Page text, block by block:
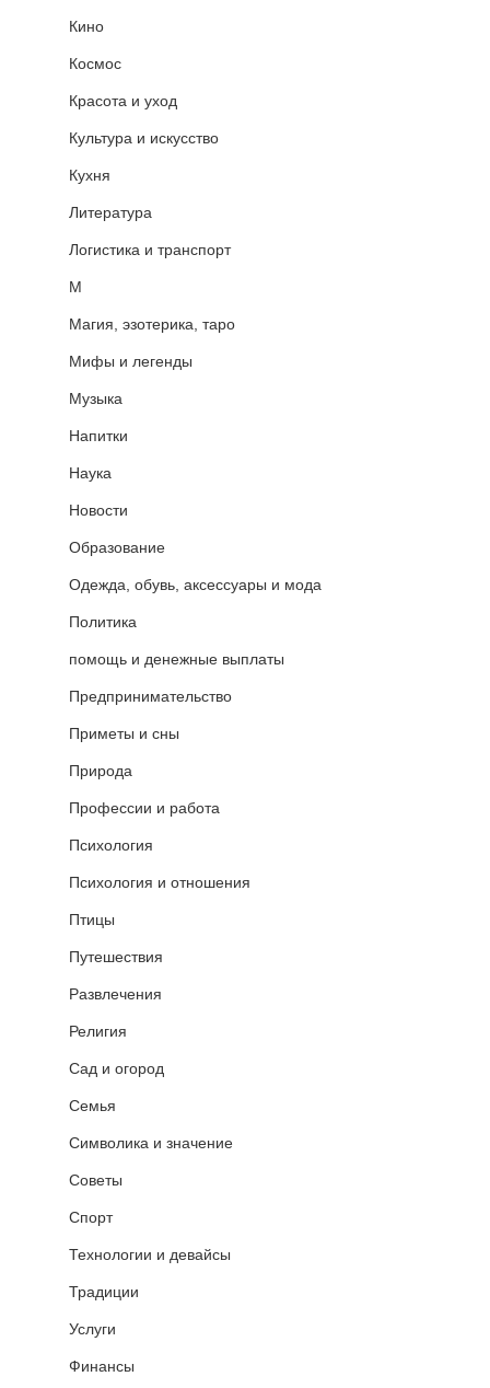
Кино
Космос
Красота и уход
Культура и искусство
Кухня
Литература
Логистика и транспорт
М
Магия, эзотерика, таро
Мифы и легенды
Музыка
Напитки
Наука
Новости
Образование
Одежда, обувь, аксессуары и мода
Политика
помощь и денежные выплаты
Предпринимательство
Приметы и сны
Природа
Профессии и работа
Психология
Психология и отношения
Птицы
Путешествия
Развлечения
Религия
Сад и огород
Семья
Символика и значение
Советы
Спорт
Технологии и девайсы
Традиции
Услуги
Финансы